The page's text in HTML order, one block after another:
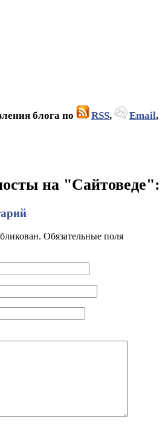
блога по RSS, Email,
на "Сайтоведе":
Обязательные поля